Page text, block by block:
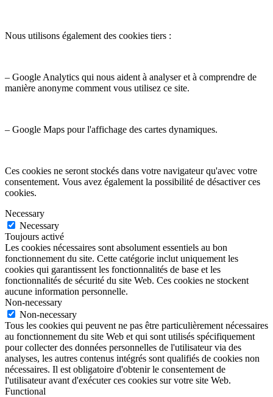
Nous utilisons également des cookies tiers :
– Google Analytics qui nous aident à analyser et à comprendre de
manière anonyme comment vous utilisez ce site.
– Google Maps pour l'affichage des cartes dynamiques.
Ces cookies ne seront stockés dans votre navigateur qu'avec votre
consentement. Vous avez également la possibilité de désactiver ces
cookies.
Necessary
Necessary
Toujours activé
Les cookies nécessaires sont absolument essentiels au bon
fonctionnement du site. Cette catégorie inclut uniquement les
cookies qui garantissent les fonctionnalités de base et les
fonctionnalités de sécurité du site Web. Ces cookies ne stockent
aucune information personnelle.
Non-necessary
Non-necessary
Tous les cookies qui peuvent ne pas être particulièrement nécessaires
au fonctionnement du site Web et qui sont utilisés spécifiquement
pour collecter des données personnelles de l'utilisateur via des
analyses, les autres contenus intégrés sont qualifiés de cookies non
nécessaires. Il est obligatoire d'obtenir le consentement de
l'utilisateur avant d'exécuter ces cookies sur votre site Web.
Functional